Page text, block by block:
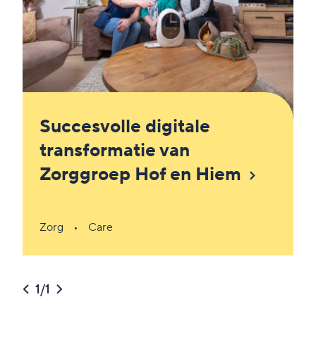
Succesvolle digitale
transformatie van
Zorggroep Hof en Hiem
Zorg Care
1/1